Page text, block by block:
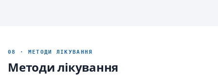
08 · МЕТОДИ ЛІКУВАННЯ
Методи лікування